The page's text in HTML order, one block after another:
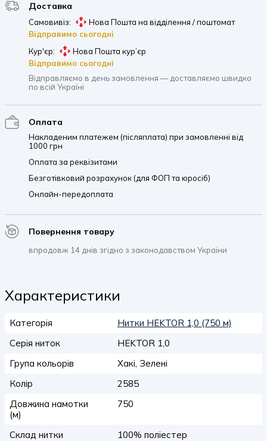
Доставка
Самовивіз:
Нова Пошта на відділення / поштомат
Відправимо сьогодні
Кур'єр:
Нова Пошта кур’єр
Відправимо сьогодні
Відправляємо в день замовлення — доставляємо швидко
по всій Україні
Оплата
Накладеним платежем (післяплата) при замовленні від
1000 грн
Оплата за реквізитами
Безготівковий розрахунок (для ФОП та юросіб)
Онлайн-передоплата
Повернення товару
впродовж 14 днів згідно з законодавством України
Характеристики
Категорія
Нитки HEKTOR 1,0 (750 м)
Серія ниток
HEKTOR 1,0
Група кольорів
Хакі, Зелені
Колір
2585
Довжина намотки
(м)
750
Склад нитки
100% поліестер